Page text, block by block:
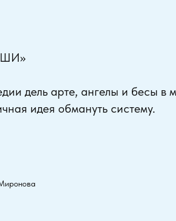
дель арте, ангелы и бесы в
идея обмануть систему.